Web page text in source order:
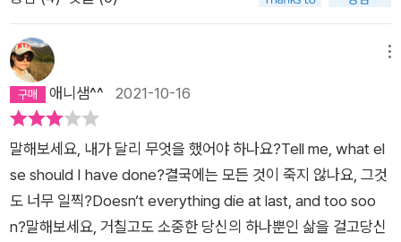
되기까지 과정,그리고 병에 걸려 치료받는 과정등에서 어떤 마음
과 자세로 살아왔는지 고스란히....결국 마음이 흐르는 대로 했던
그녀의선택들과 삶의 자세가 참 탁월했다는 생각이들었다.. 메리
올리버의 시처럼..거칠고도 소중한 하나뿐인 삶을 걸고나는 무엇
을 하려는가.... 나의 삶을 돌아보는 시간...책 읽는 중간중간 3번
고 싶다.
애니샘^^ 2021-10-16
말해보세요, 내가 달리 무엇을 했어야 하나요?Tell me, what el
se should I have done?결국에는 모든 것이 죽지 않나요, 그것
도 너무 일찍?Doesn‘t everything die at last, and too soo
n?말해보세요, 거칠고도 소중한 당신의 하나뿐인 삶을 걸고당신